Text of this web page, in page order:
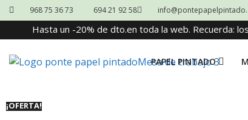
968 75 36 73 694 21 92 58
Hasta un -20% de dto.en toda la web. Recuerda:
PAPEL PINTADO
¡OFERTA!